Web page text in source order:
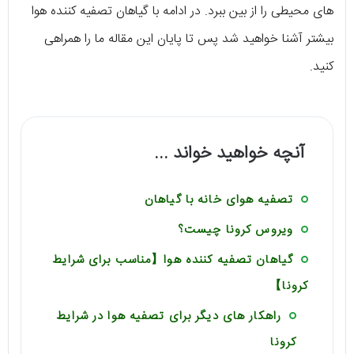
های محیطی را از بین ببرد. در ادامه با گیاهان تصفیه کننده هوا
بیشتر آشنا خواهید شد پس تا پایان این مقاله ما را همراهی
کنید.
آنچه خواهید خواند ...
تصفیه هوای خانه با گیاهان
ویروس کرونا چیست؟
گیاهان تصفیه کننده هوا【مناسب برای شرایط
کرونا】
راهکار های دیگر برای تصفیه هوا در شرایط
کرونا